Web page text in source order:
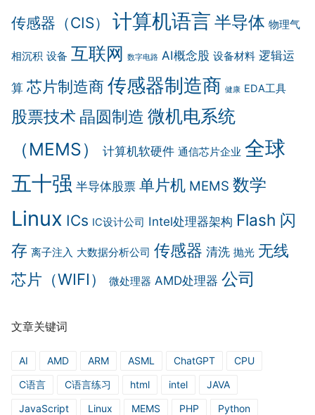
传感器（CIS）
计算机语言 半导体 物理气
相沉积 设备 互联网 数字电路 AI概念股 设备材料 逻辑运
算 芯片制造商 传感器制造商 健康 EDA工具
股票技术 晶圆制造 微机电系统
（MEMS）
计算机软硬件 通信芯片企业 全球
五十强 半导体股票 单片机 MEMS 数学
Linux ICs IC设计公司 Intel处理器架构 Flash 闪
存 离子注入 大数据分析公司 传感器 清洗 抛光 无线
芯片（WIFI）
微处理器 AMD处理器 公司
文章关键词
AI AMD ARM ASML ChatGPT
CPU
C语言
C语言练习 html intel
JAVA
JavaScript
Linux MEMS PHP
Python